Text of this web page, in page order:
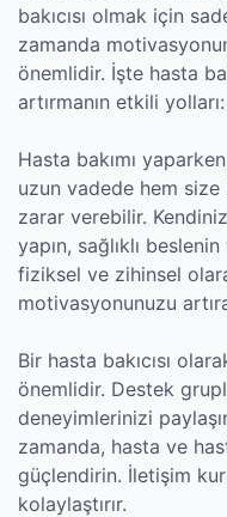
bakıcısı olmak için
zamanda
önemlidir. İşte hasta
artırmanın etkili yolları:
Hasta bakımı
uzun vadede hem
zarar verebilir.
yapın, sağlıklı
fiziksel ve zihinsel
motivasyonunuzu
Bir hasta bakıcısı
önemlidir. Destek
deneyimlerinizi
zamanda, hasta ve
güçlendirin. İletişim
kolaylaştırır.